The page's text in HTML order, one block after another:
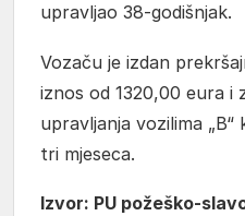
upravljao 38-godišnjak.
Vozaču je izdan
iznos od 1320,00 eura i
upravljanja vozilima
tri mjeseca.
Izvor: PU požeško-